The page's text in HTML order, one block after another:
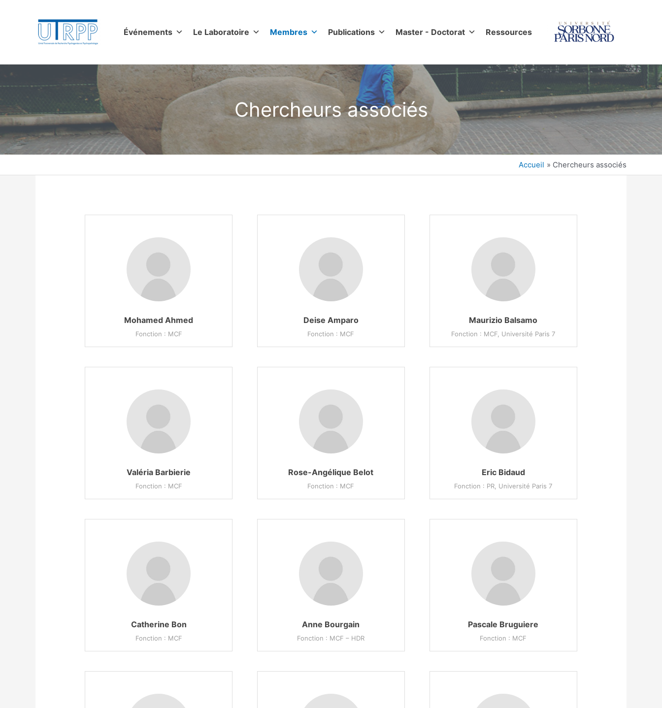
Événements Le Laboratoire Membres Publications Master - Doctorat Ressources
Chercheurs associés
Accueil Chercheurs associés
Mohamed Ahmed
Fonction : MCF
Deise Amparo
Fonction : MCF
Maurizio Balsamo
Fonction : MCF, Université Paris 7
Valéria Barbierie
Fonction : MCF
Rose-Angélique Belot
Fonction : MCF
Eric Bidaud
Fonction : PR, Université Paris 7
Catherine Bon
Fonction : MCF
Anne Bourgain
Fonction : MCF – HDR
Pascale Bruguiere
Fonction : MCF